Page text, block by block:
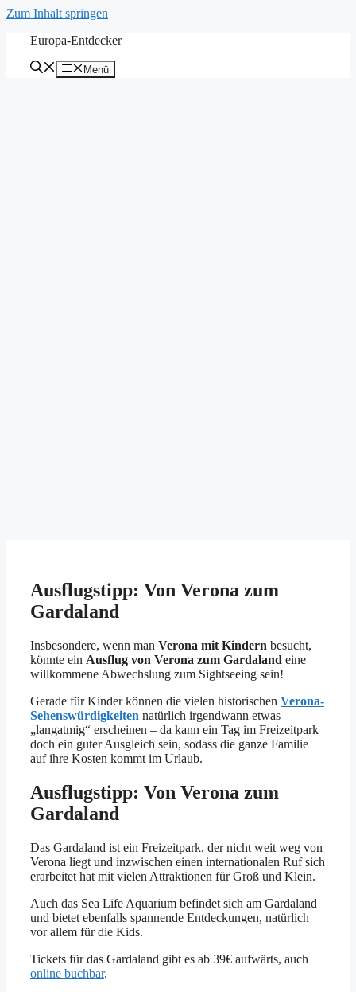
Zum Inhalt springen
Europa-Entdecker
Menü
Ausflugstipp: Von Verona zum
Gardaland
Insbesondere, wenn man Verona mit Kindern besucht,
könnte ein Ausflug von Verona zum Gardaland eine
willkommene Abwechslung zum Sightseeing sein!
Gerade für Kinder können die vielen historischen Verona-
Sehenswürdigkeiten natürlich irgendwann etwas
„langatmig“ erscheinen – da kann ein Tag im Freizeitpark
doch ein guter Ausgleich sein, sodass die ganze Familie
auf ihre Kosten kommt im Urlaub.
Ausflugstipp: Von Verona zum
Gardaland
Das Gardaland ist ein Freizeitpark, der nicht weit weg von
Verona liegt und inzwischen einen internationalen Ruf sich
erarbeitet hat mit vielen Attraktionen für Groß und Klein.
Auch das Sea Life Aquarium befindet sich am Gardaland
und bietet ebenfalls spannende Entdeckungen, natürlich
vor allem für die Kids.
Tickets für das Gardaland gibt es ab 39€ aufwärts, auch
online buchbar.